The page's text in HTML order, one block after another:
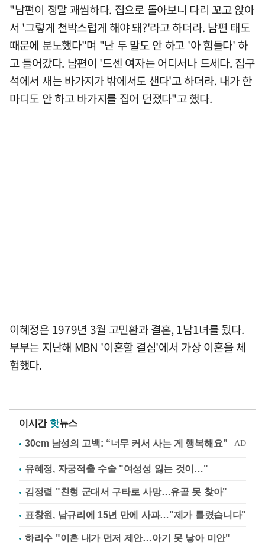
"남편이 정말 괘씸하다. 집으로 돌아보니 다리 꼬고 앉아
서 '그렇게 천박스럽게 해야 돼?'라고 하더라. 남편 태도
때문에 분노했다"며 "난 두 말도 안 하고 '아 힘들다' 하
고 들어갔다. 남편이 '드센 여자는 어디서나 드세다. 집구
석에서 새는 바가지가 밖에서도 샌다'고 하더라. 내가 한
마디도 안 하고 바가지를 집어 던졌다"고 했다.
이혜정은 1979년 3월 고민환과 결혼, 1남1녀를 뒀다.
부부는 지난해 MBN '이혼할 결심'에서 가상 이혼을 체
험했다.
이시간 핫뉴스
유혜정, 자궁적출 수술 "여성성 잃는 것이…"
김정렬 "친형 군대서 구타로 사망…유골 못 찾아"
표창원, 남규리에 15년 만에 사과…"제가 틀렸습니다"
하리수 "이혼 내가 먼저 제안…아기 못 낳아 미안"